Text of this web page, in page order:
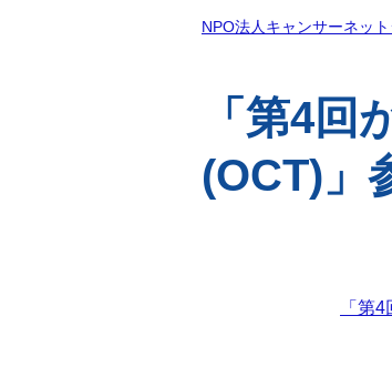
NPO法人キャンサーネッ
「第4
(OCT)」
「第